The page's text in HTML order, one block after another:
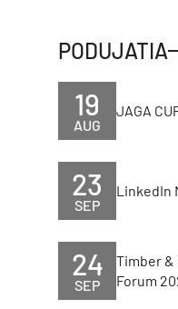
PODUJATIA
AUG
19 JAGA
SEP
23 LinkedIn
SEP
24
Timber &
Forum